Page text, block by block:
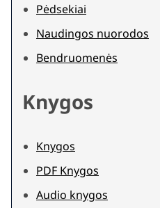
Pėdsekiai
Naudingos nuorodos
Bendruomenės
Knygos
Knygos
PDF Knygos
Audio knygos